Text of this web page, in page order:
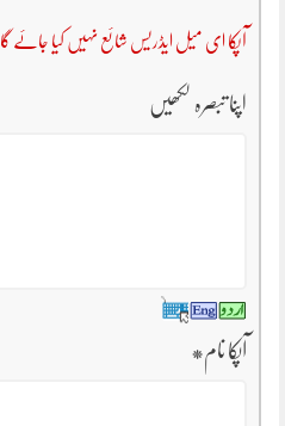
آپکا ای میل ایڈریس شائع نہیں کیا جائے گا
اپنا تبصرہ لکھیں
آپکا نام*